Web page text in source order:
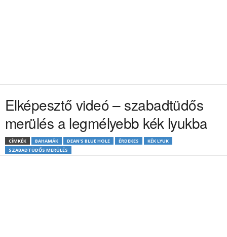
Elképesztő videó – szabadtüdős
merülés a legmélyebb kék lyukba
CÍMKÉK BAHAMÁK DEAN'S BLUE HOLE ÉRDEKES
KÉK LYUK
SZABADTÜDŐS MERÜLÉS